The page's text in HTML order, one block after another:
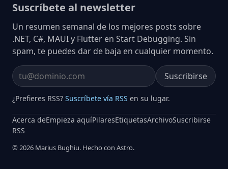
Suscríbete al newsletter
Un resumen semanal de los mejores posts sobre
.NET, C#, MAUI y Flutter en Start Debugging. Sin
spam, te puedes dar de baja en cualquier momento.
Email address Suscribirse
¿Prefieres RSS? Suscríbete vía RSS en su lugar.
Acerca deEmpieza aquíPilaresEtiquetasArchivoSuscribirse
RSS
© 2026 Marius Bughiu. Hecho con Astro.